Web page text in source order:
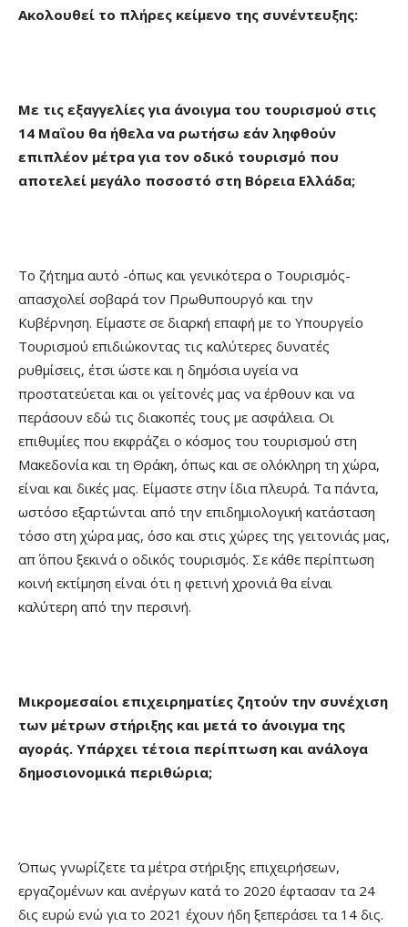
Ακολουθεί το πλήρες κείμενο της συνέντευξης:
Με τις εξαγγελίες για άνοιγμα του τουρισμού στις
14 Μαΐου θα ήθελα να ρωτήσω εάν ληφθούν
επιπλέον μέτρα για τον οδικό τουρισμό που
αποτελεί μεγάλο ποσοστό στη Βόρεια Ελλάδα;
Το ζήτημα αυτό -όπως και γενικότερα ο Τουρισμός-
απασχολεί σοβαρά τον Πρωθυπουργό και την
Κυβέρνηση. Είμαστε σε διαρκή επαφή με το Υπουργείο
Τουρισμού επιδιώκοντας τις καλύτερες δυνατές
ρυθμίσεις, έτσι ώστε και η δημόσια υγεία να
προστατεύεται και οι γείτονές μας να έρθουν και να
περάσουν εδώ τις διακοπές τους με ασφάλεια. Οι
επιθυμίες που εκφράζει ο κόσμος του τουρισμού στη
Μακεδονία και τη Θράκη, όπως και σε ολόκληρη τη χώρα,
είναι και δικές μας. Είμαστε στην ίδια πλευρά. Τα πάντα,
ωστόσο εξαρτώνται από την επιδημιολογική κατάσταση
τόσο στη χώρα μας, όσο και στις χώρες της γειτονιάς μας,
απ΄ όπου ξεκινά ο οδικός τουρισμός. Σε κάθε περίπτωση
κοινή εκτίμηση είναι ότι η φετινή χρονιά θα είναι
καλύτερη από την περσινή.
Μικρομεσαίοι επιχειρηματίες ζητούν την συνέχιση
των μέτρων στήριξης και μετά το άνοιγμα της
αγοράς. Υπάρχει τέτοια περίπτωση και ανάλογα
δημοσιονομικά περιθώρια;
Όπως γνωρίζετε τα μέτρα στήριξης επιχειρήσεων,
εργαζομένων και ανέργων κατά το 2020 έφτασαν τα 24
δις ευρώ ενώ για το 2021 έχουν ήδη ξεπεράσει τα 14 δις.